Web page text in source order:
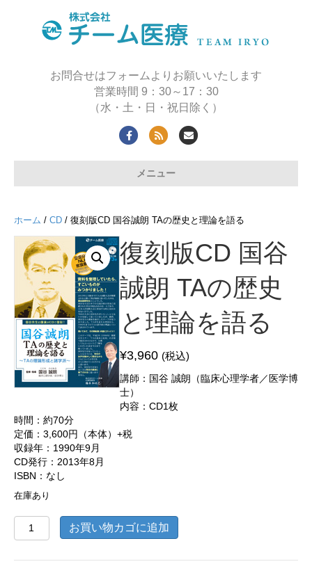
お問合せはフォームよりお願いいたします
営業時間 9：30～17：30
（水・土・日・祝日除く）
Facebook
Rss Email
メニュー
ホーム / CD / 復刻版CD 国谷誠朗 TAの歴史と理論を語る
復刻版CD 国谷
誠朗 TAの歴史
と理論を語る
¥3,960 (税込)
講師：国谷 誠朗（臨床心理学者／医学博
士）
内容：CD1枚
時間：約70分
定価：3,600円（本体）+税
収録年：1990年9月
CD発行：2013年8月
ISBN：なし
在庫あり
刻
お買い物カゴに追加